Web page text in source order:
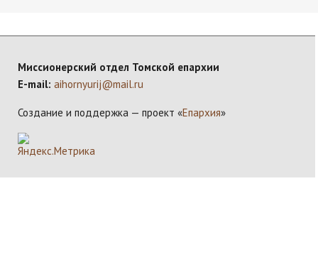
Миссионерский отдел Томской епархии
E-mail: aihornyurij@mail.ru
Создание и поддержка — проект «Епархия»